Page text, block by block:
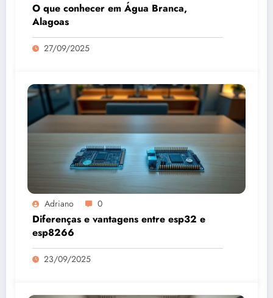
O que conhecer em Água Branca,
Alagoas
27/09/2025
Adriano 0
Diferenças e vantagens entre esp32 e
esp8266
23/09/2025